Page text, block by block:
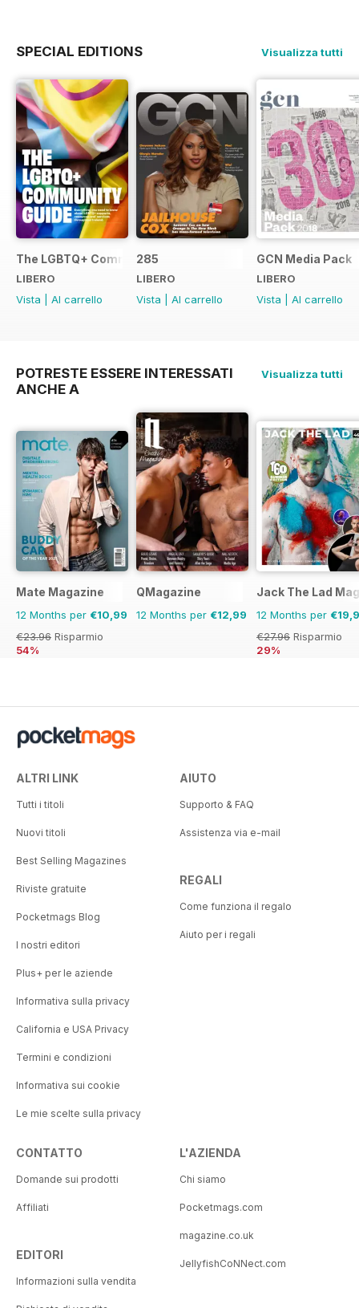
SPECIAL EDITIONS Visualizza tutti
The LGBTQ+ Community Guide
LIBERO
Vista
Al carrello
285
LIBERO
Vista
Al carrello
GCN Media Pack
LIBERO
Vista
Al carrello
POTRESTE ESSERE INTERESSATI
ANCHE A
Visualizza tutti
Mate Magazine
12 Months per €10,99
€23.96 Risparmio
54%
QMagazine
12 Months per €12,99
Jack The Lad
12 Months per
€27.96 Risparmio
29%
ALTRI LINK
Tutti i titoli
Nuovi titoli
Best Selling Magazines
Riviste gratuite
Pocketmags Blog
I nostri editori
Plus+ per le aziende
Informativa sulla privacy
California e USA Privacy
Termini e condizioni
Informativa sui cookie
Le mie scelte sulla privacy
AIUTO
Supporto & FAQ
Assistenza via e-mail
REGALI
Come funziona il regalo
Aiuto per i regali
CONTATTO
Domande sui prodotti
Affiliati
EDITORI
Informazioni sulla vendita
L'AZIENDA
Chi siamo
Pocketmags.com
magazine.co.uk
JellyfishCoNNect.com